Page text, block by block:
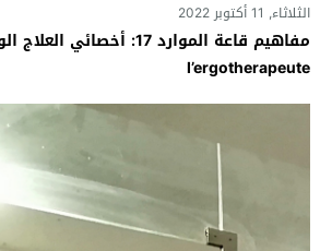
الثلاثاء, 11 أكتوبر 2022
مفاهيم قاعة الموارد 17: أخصائي
l’ergotherapeute